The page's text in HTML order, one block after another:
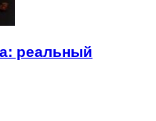
реальный